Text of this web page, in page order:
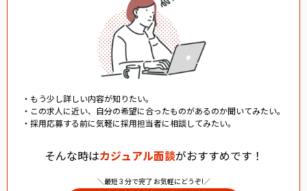
・もう少し詳しい内容が知りたい。
・この求人に近い、自分の希望に合ったものがあるのか聞いてみたい。
・採用応募する前に気軽に採用担当者に相談してみたい。
そんな時はカジュアル面談がおすすめです！
＼最短３分で完了 お気軽にどうぞ!／